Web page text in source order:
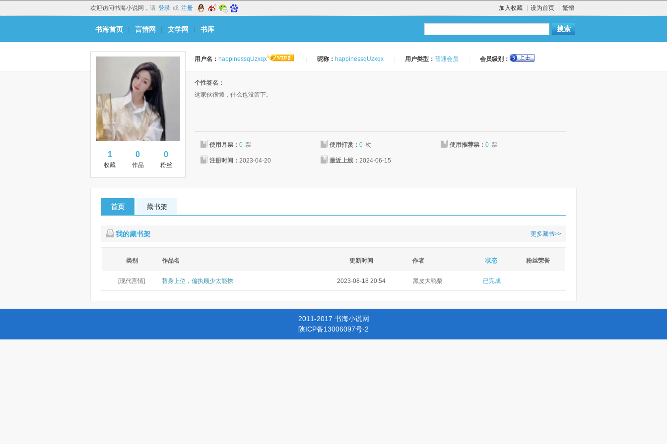
欢迎访问书海小说网， 请 登录 或 注册 加入收藏 设为首页 繁體
书海首页 | 言情网 | 文学网 | 书库
1
收藏
0
作品
0
粉丝
用户名： happinessqUzxqx 昵称： happinessqUzxqx 用户类型： 普通会员 会员级别：
个性签名：
这家伙很懒，什么也没留下。
使用月票： 0 票 使用打赏：0 次 使用推荐票：0 票
注册时间： 2023-04-20 最近上线：2024-06-15
首页 藏书架
我的藏书架 更多藏书>>
类别 作品名 更新时间 作者 状态 粉丝荣誉
[现代言情] 替身上位，偏执顾少太能撩 2023-08-18 20:54 黑皮大鸭梨 已完成
2011-2017 书海小说网
陕ICP备13006097号-2